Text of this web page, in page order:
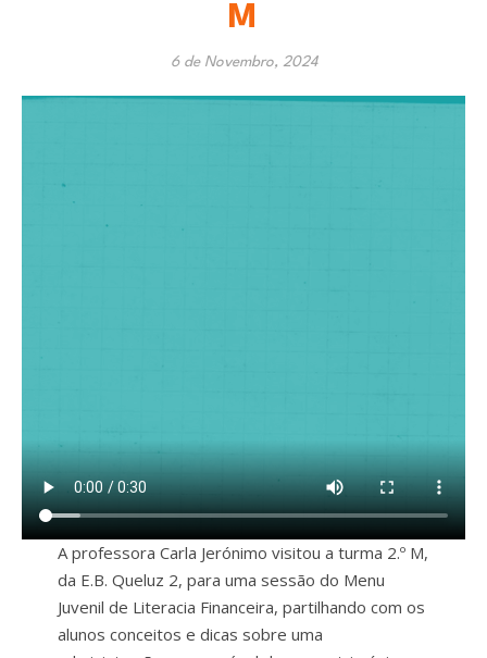
M
6 de Novembro, 2024
A professora Carla Jerónimo visitou a turma 2.º M,
da E.B. Queluz 2, para uma sessão do Menu
Juvenil de Literacia Financeira, partilhando com os
alunos conceitos e dicas sobre uma